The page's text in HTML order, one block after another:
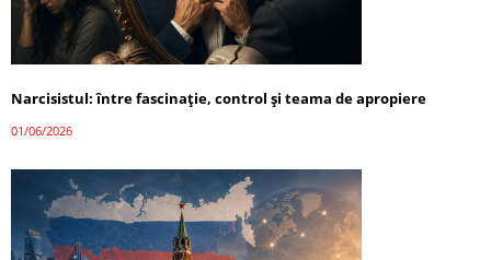
Narcisistul: între fascinație, control și teama de apropiere
01/06/2026